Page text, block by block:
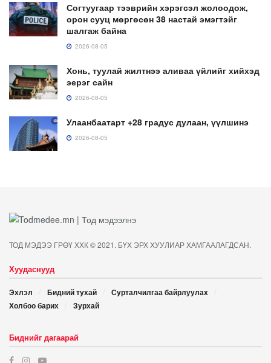
Согтуугаар тээврийн хэрэгсэл жолоодож,
орон сууц мөргөсөн 38 настай эмэгтэйг
шалгаж байна
2026-08-05
Хонь, туулай жилтнээ аливаа үйлийг хийхэд
эерэг сайн
2026-08-05
Улаанбаатарт +28 градус дулаан, үүлшинэ
2026-08-05
ТОД МЭДЭЭ ГРӨҮ ХХК © 2021. БҮХ ЭРХ ХУУЛИАР ХАМГААЛАГДСАН.
Хуудаснууд
Эхлэл Бидний тухай
Сурталчилгаа байрлуулах
Холбоо барих
Зурхай
Биднийг дагаарай